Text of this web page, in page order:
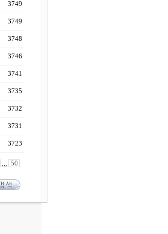
3749
3749
3748
3746
3741
3735
3732
3731
3723
,,, 50